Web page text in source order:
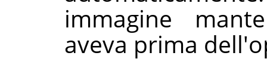
immagine
aveva prima